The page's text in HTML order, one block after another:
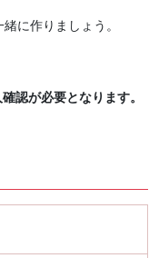
に作りましょう。
認が必要となります。